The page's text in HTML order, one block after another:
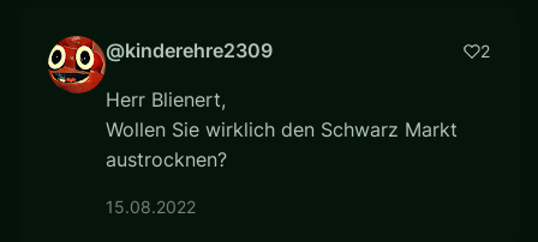
@kinderehre2309 2
Herr Blienert,
Wollen Sie wirklich den Schwarz Markt
austrocknen?
15.08.2022